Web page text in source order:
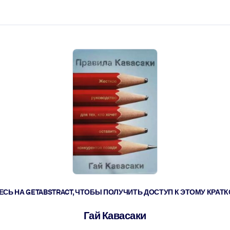
НА GETABSTRACT, ЧТОБЫ ПОЛУЧИТЬ ДОСТУП К ЭТОМУ
Гай Кавасаки